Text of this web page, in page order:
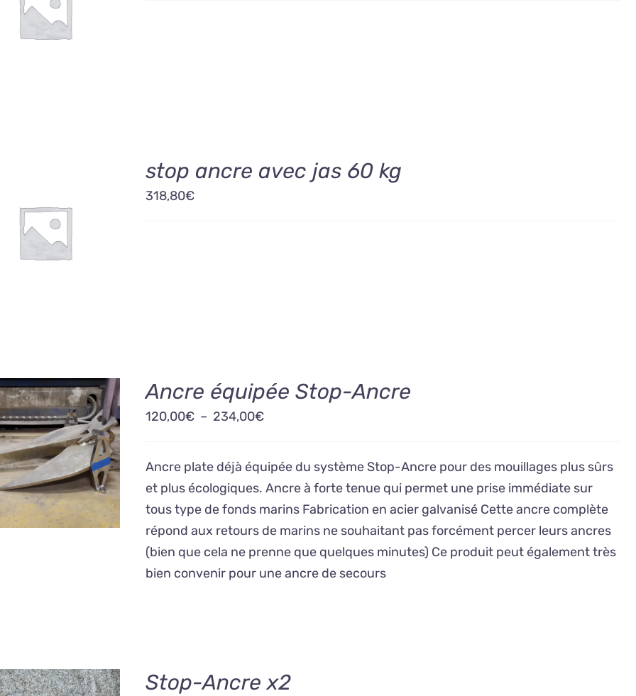
AU PANIER
DÉTAILS
AU PANIER
DÉTAILS
stop ancre avec jas 60 kg
318,80€
DES OPTIONS
CE
PRODUIT
A
PLUSIEURS
VARIATIONS.
PRODUIT
/ DÉTAILS
Ancre équipée Stop-Ancre
120,00€ – 234,00€Plage
prix :
120,00€
234,00€
Ancre plate déjà équipée du système Stop-Ancre pour des mouillages plus sûrs
et plus écologiques. Ancre à forte tenue qui permet une prise immédiate sur
tous type de fonds marins Fabrication en acier galvanisé Cette ancre complète
répond aux retours de marins ne souhaitant pas forcément percer leurs ancres
(bien que cela ne prenne que quelques minutes) Ce produit peut également très
bien convenir pour une ancre de secours
Stop-Ancre x2